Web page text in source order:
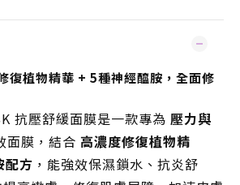
復植物精華 + 5種神經醯胺，全面修
抗壓舒緩面膜是一款專為 壓力與
面膜，結合 高濃度修復植物精
配方 ，能強效保濕鎖水、抗炎舒